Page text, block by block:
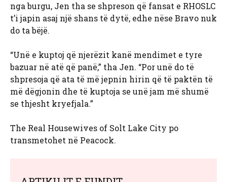
nga burgu, Jen tha se shpreson që fansat e RHOSLC
t’i japin asaj një shans të dytë, edhe nëse Bravo nuk
do ta bëjë.
“Unë e kuptoj që njerëzit kanë mendimet e tyre
bazuar në atë që panë,” tha Jen. “Por unë do të
shpresoja që ata të më jepnin hirin që të paktën të
më dëgjonin dhe të kuptoja se unë jam më shumë
se thjesht kryefjala.”
The Real Housewives of Solt Lake City po
transmetohet në Peacock.